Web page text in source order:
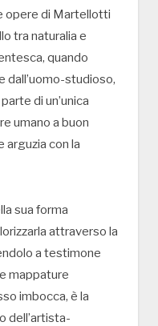
opere di Martellotti
tra naturalia e
quando
dall’uomo-studioso,
di un’unica
umano a buon
arguzia con la
sua forma
attraverso la
a testimone
mappature
imbocca, è la
dell’artista-